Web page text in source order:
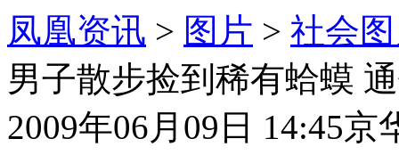
凤凰资讯 > 图片 > 社会
男子散步捡到稀有蛤蟆
2009年06月09日 14:45京